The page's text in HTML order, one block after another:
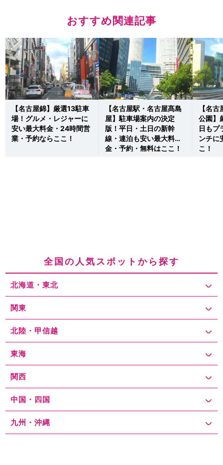
おすすめ関連記事
【名古屋錦】厳選13駐車
場！グルメ・レジャーに
安い最大料金・24時間営
業・予約ならここ！
【名古屋駅・名古屋髙島
屋】駐車場案内の決定
版！平日・土日の新幹
線・連泊も安い最大料
金・予約・無料はここ！
【名
公園】
日もプ
ンチに
こ！
全国の人気スポットから探す
北海道・東北
関東
北陸・甲信越
東海
関西
中国・四国
九州・沖縄